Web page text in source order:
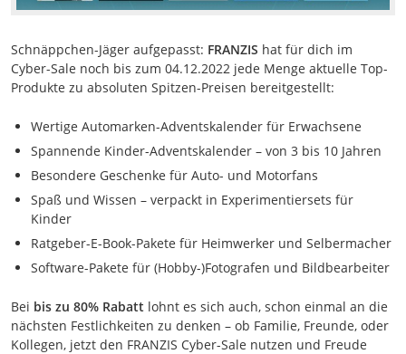
Schnäppchen-Jäger aufgepasst: FRANZIS hat für dich im
Cyber-Sale noch bis zum 04.12.2022 jede Menge aktuelle Top-
Produkte zu absoluten Spitzen-Preisen bereitgestellt:
Wertige Automarken-Adventskalender für Erwachsene
Spannende Kinder-Adventskalender – von 3 bis 10 Jahren
Besondere Geschenke für Auto- und Motorfans
Spaß und Wissen – verpackt in Experimentiersets für
Kinder
Ratgeber-E-Book-Pakete für Heimwerker und Selbermacher
Software-Pakete für (Hobby-)Fotografen und Bildbearbeiter
Bei bis zu 80% Rabatt lohnt es sich auch, schon einmal an die
nächsten Festlichkeiten zu denken – ob Familie, Freunde, oder
Kollegen, jetzt den FRANZIS Cyber-Sale nutzen und Freude